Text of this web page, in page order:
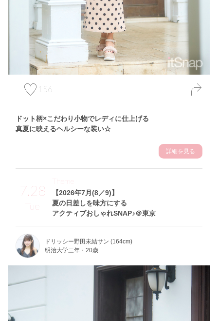
156
ドット柄×こだわり小物でレディに仕上げる
真夏に映えるヘルシーな装い☆
詳細を見る
7.28
Tue
【2026年7月(8／9)】
夏の日差しを味方にする
アクティブおしゃれSNAP♪＠東京
Theme
ドリッシー野田未結サン (164cm)
明治大学三年・20歳